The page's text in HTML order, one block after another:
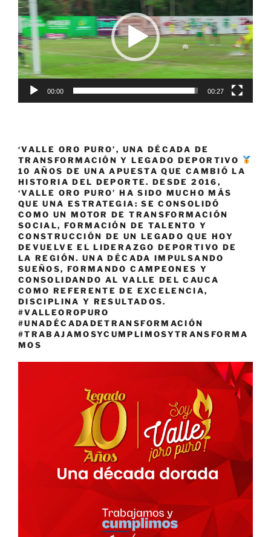
vídeo
00:00 00:27
‘VALLE ORO PURO’, UNA DÉCADA DE
TRANSFORMACIÓN Y LEGADO DEPORTIVO
10 AÑOS DE UNA APUESTA QUE CAMBIÓ LA
HISTORIA DEL DEPORTE. DESDE 2016,
‘VALLE ORO PURO’ HA SIDO MUCHO MÁS
QUE UNA ESTRATEGIA: SE CONSOLIDÓ
COMO UN MOTOR DE TRANSFORMACIÓN
SOCIAL, FORMACIÓN DE TALENTO Y
CONSTRUCCIÓN DE UN LEGADO QUE HOY
DEVUELVE EL LIDERAZGO DEPORTIVO DE
LA REGIÓN. UNA DÉCADA IMPULSANDO
SUEÑOS, FORMANDO CAMPEONES Y
CONSOLIDANDO AL VALLE DEL CAUCA
COMO REFERENTE DE EXCELENCIA,
DISCIPLINA Y RESULTADOS.
#VALLEOROPURO
#UNADÉCADADETRANSFORMACIÓN
#TRABAJAMOSYCUMPLIMOSYTRANSFORMA
MOS